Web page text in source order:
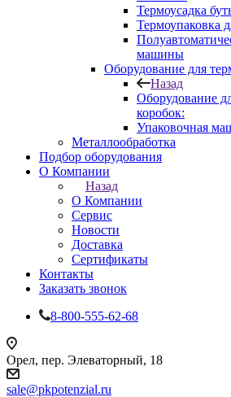
Термоусадка
Термоупаковка
машины
Оборудование для
Назад
Оборудование
коробок:
Упаковочная
Металлообработка
Подбор оборудования
О Компании
Назад
О Компании
Сервис
Новости
Доставка
Сертификаты
Контакты
Заказать звонок
8-800-555-62-68
Орел, пер. Элеваторный, 18
sale@pkpotenzial.ru